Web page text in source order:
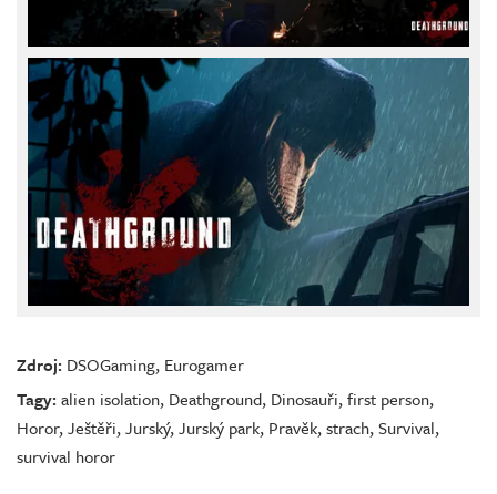
Zdroj: DSOGaming, Eurogamer
Tagy:alien isolation, Deathground, Dinosauři,first person,
Horor,Ještěři,Jurský,Jurský park, Pravěk,strach,Survival,
survival horor